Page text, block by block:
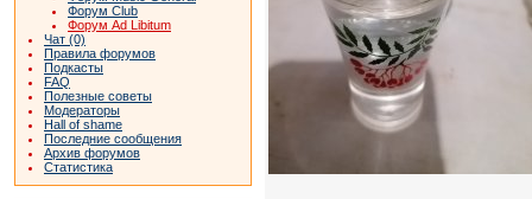
Форум Club
Форум Ad Libitum
Чат (0)
Правила форумов
Подкасты
FAQ
Полезные советы
Модераторы
Hall of shame
Последние сообщения
Архив форумов
Статистика